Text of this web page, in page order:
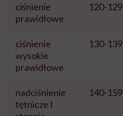
ciśnienie
prawidłowe
120-129
ciśnienie
wysokie
prawidłowe
130-139
nadciśnienie
tętnicze I
140-159